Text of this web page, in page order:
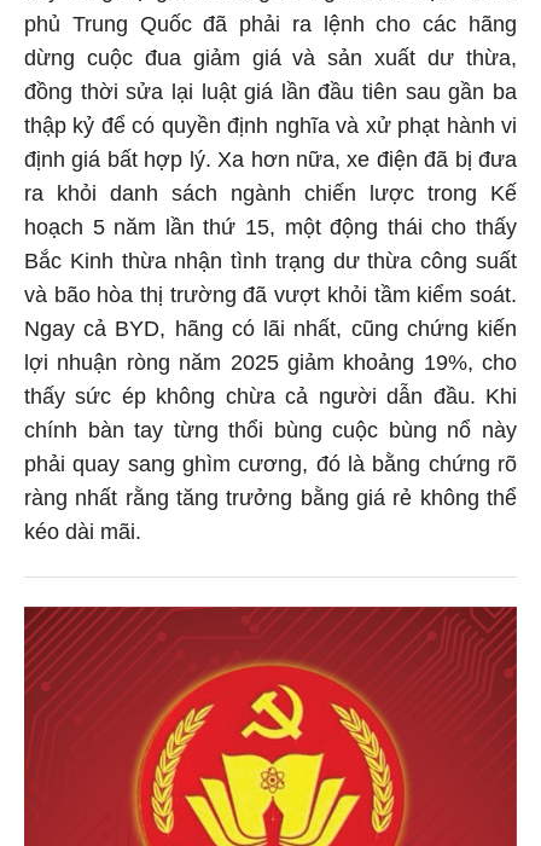
phủ Trung Quốc đã phải ra lệnh cho các hãng
dừng cuộc đua giảm giá và sản xuất dư thừa,
đồng thời sửa lại luật giá lần đầu tiên sau gần ba
thập kỷ để có quyền định nghĩa và xử phạt hành vi
định giá bất hợp lý. Xa hơn nữa, xe điện đã bị đưa
ra khỏi danh sách ngành chiến lược trong Kế
hoạch 5 năm lần thứ 15, một động thái cho thấy
Bắc Kinh thừa nhận tình trạng dư thừa công suất
và bão hòa thị trường đã vượt khỏi tầm kiểm soát.
Ngay cả BYD, hãng có lãi nhất, cũng chứng kiến
lợi nhuận ròng năm 2025 giảm khoảng 19%, cho
thấy sức ép không chừa cả người dẫn đầu. Khi
chính bàn tay từng thổi bùng cuộc bùng nổ này
phải quay sang ghìm cương, đó là bằng chứng rõ
ràng nhất rằng tăng trưởng bằng giá rẻ không thể
kéo dài mãi.